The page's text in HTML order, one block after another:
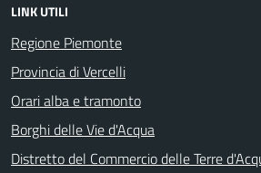
LINK UTILI
Regione Piemonte
Provincia di Vercelli
Orari alba e tramonto
Borghi delle Vie d'Acqua
Distretto del Commercio delle Terre